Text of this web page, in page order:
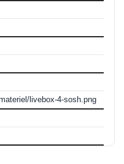
livebox-4-sosh.png